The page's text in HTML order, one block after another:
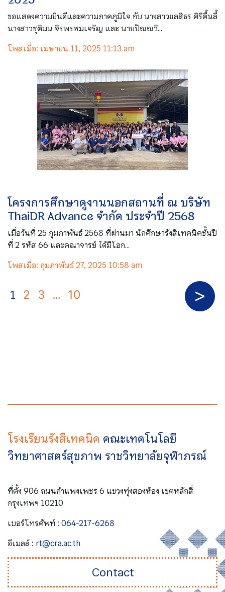
ขอแสดงความยินดีและความภาคภูมิใจ กับ นางสาวชลสิธร ศิริตื้นลี้
นางสาวชุติมน จิรพรหมเจริญ และ นายปัณณวิ...
โพสเมื่อ: เมษายน 11, 2025 11:13 am
โครงการศึกษาดูงานนอกสถานที่ ณ บริษัท
ThaiDR Advance จำกัด ประจำปี 2568
เมื่อวันที่ 25 กุมภาพันธ์ 2568 ที่ผ่านมา นักศึกษารังสีเทคนิคชั้นปี
ที่ 2 รหัส 66 และคณาจารย์ ได้มีโอก...
โพสเมื่อ: กุมภาพันธ์ 27, 2025 10:58 am
1 2 3 … 10
โรงเรียนรังสีเทคนิค คณะเทคโนโลยี
วิทยาศาสตร์สุขภาพ ราชวิทยาลัยจุฬาภรณ์
ที่ตั้ง 906 ถนนกำแพงเพชร 6 แขวงทุ่งสองห้อง เขตหลักสี่
กรุงเทพฯ 10210
เบอร์โทรศัพท์ :064-217-6268
อีเมลล์ : rt@cra.ac.th
Contact